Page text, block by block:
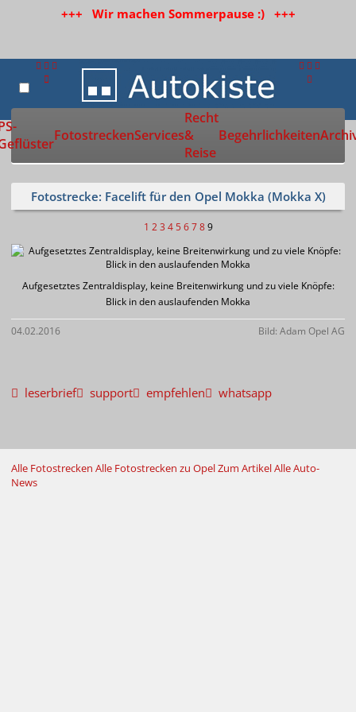
+++ Wir machen Sommerpause :) +++
Zur Startseite
FotostreckenServices
Recht
&
Reise
Begehrlichkeiten
Fotostrecke: Facelift für den Opel Mokka (Mokka X)
1 2 3 4 5 6 7 8 9
Aufgesetztes Zentraldisplay, keine Breitenwirkung und zu viele Knöpfe:
Blick in den auslaufenden Mokka
04.02.2016 Bild: Adam Opel AG
leserbrief support empfehlen whatsapp
Alle Fotostrecken Alle Fotostrecken zu OpelZum ArtikelAlle Auto-
News